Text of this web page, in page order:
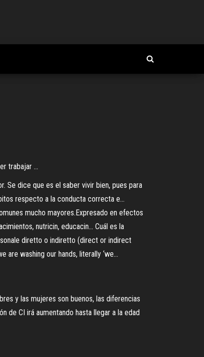
trabajar ...
Se dice que es el saber vivir bien, pues para
respecto a la conducta correcta e...
mucho mayores.Expresado en efectos
nutricin, educacin... Cuál es la
diretto o indiretto (direct or indirect
are washing our hands, literally ‘we...
y las mujeres son buenos, las diferencias
de CI irá aumentando hasta llegar a la edad